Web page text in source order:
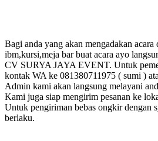
Bagi anda yang akan mengadakan acara
ibm,kursi,meja bar buat acara ayo
CV SURYA JAYA EVENT. Untuk
kontak WA ke 081380711975 ( sumi )
Admin kami akan langsung melayani
Kami juga siap mengirim pesanan ke
Untuk pengiriman bebas ongkir dengan
berlaku.